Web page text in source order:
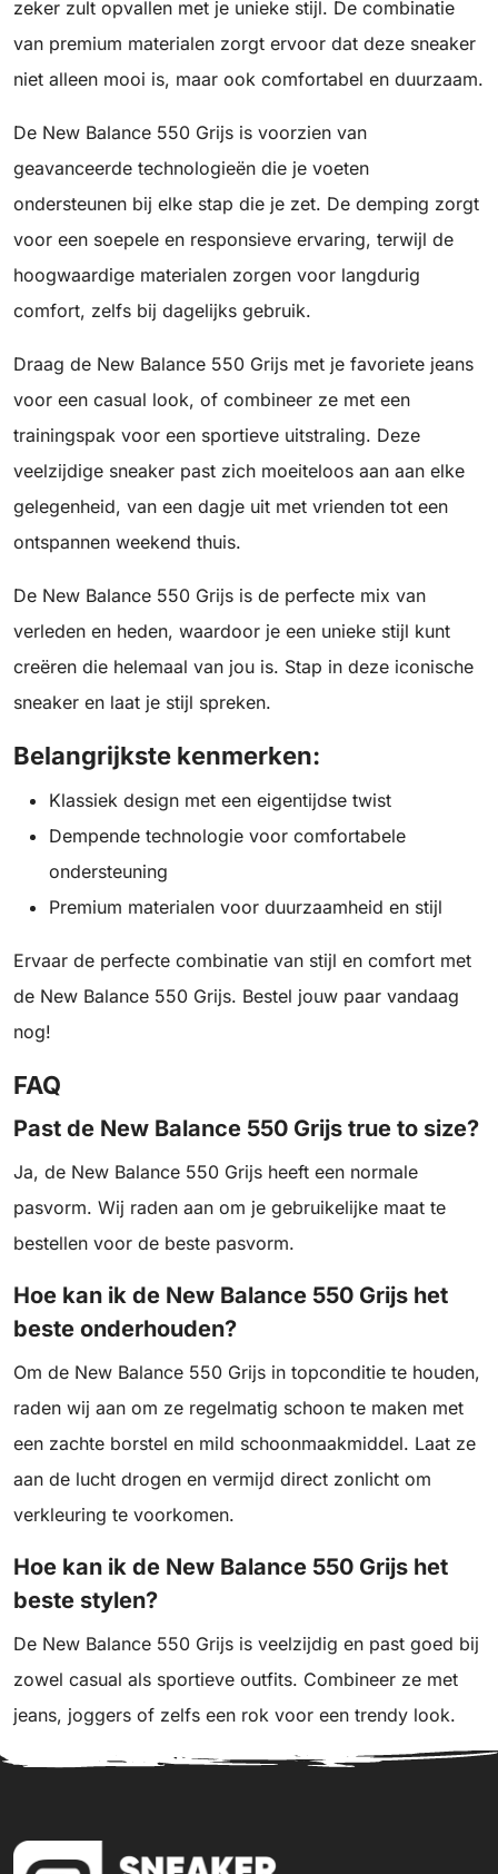
zeker zult opvallen met je unieke stijl. De combinatie
van premium materialen zorgt ervoor dat deze sneaker
niet alleen mooi is, maar ook comfortabel en duurzaam.
De New Balance 550 Grijs is voorzien van
geavanceerde technologieën die je voeten
ondersteunen bij elke stap die je zet. De demping zorgt
voor een soepele en responsieve ervaring, terwijl de
hoogwaardige materialen zorgen voor langdurig
comfort, zelfs bij dagelijks gebruik.
Draag de New Balance 550 Grijs met je favoriete jeans
voor een casual look, of combineer ze met een
trainingspak voor een sportieve uitstraling. Deze
veelzijdige sneaker past zich moeiteloos aan aan elke
gelegenheid, van een dagje uit met vrienden tot een
ontspannen weekend thuis.
De New Balance 550 Grijs is de perfecte mix van
verleden en heden, waardoor je een unieke stijl kunt
creëren die helemaal van jou is. Stap in deze iconische
sneaker en laat je stijl spreken.
Belangrijkste kenmerken:
Klassiek design met een eigentijdse twist
Dempende technologie voor comfortabele
ondersteuning
Premium materialen voor duurzaamheid en stijl
Ervaar de perfecte combinatie van stijl en comfort met
de New Balance 550 Grijs. Bestel jouw paar vandaag
nog!
FAQ
Past de New Balance 550 Grijs true to size?
Ja, de New Balance 550 Grijs heeft een normale
pasvorm. Wij raden aan om je gebruikelijke maat te
bestellen voor de beste pasvorm.
Hoe kan ik de New Balance 550 Grijs het
beste onderhouden?
Om de New Balance 550 Grijs in topconditie te houden,
raden wij aan om ze regelmatig schoon te maken met
een zachte borstel en mild schoonmaakmiddel. Laat ze
aan de lucht drogen en vermijd direct zonlicht om
verkleuring te voorkomen.
Hoe kan ik de New Balance 550 Grijs het
beste stylen?
De New Balance 550 Grijs is veelzijdig en past goed bij
zowel casual als sportieve outfits. Combineer ze met
jeans, joggers of zelfs een rok voor een trendy look.